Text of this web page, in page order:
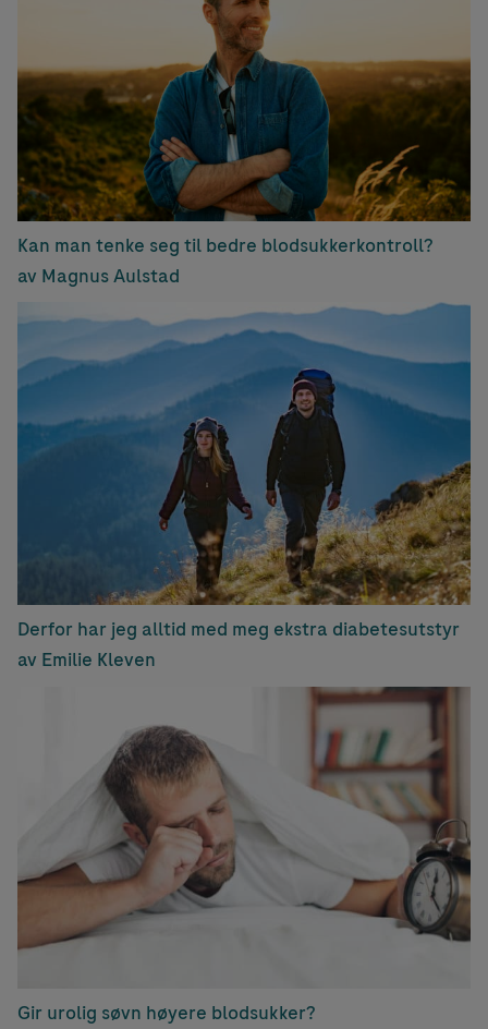
Kan man tenke seg til bedre blodsukkerkontroll?
av Magnus Aulstad
Derfor har jeg alltid med meg ekstra diabetesutstyr
av Emilie Kleven
Gir urolig søvn høyere blodsukker?